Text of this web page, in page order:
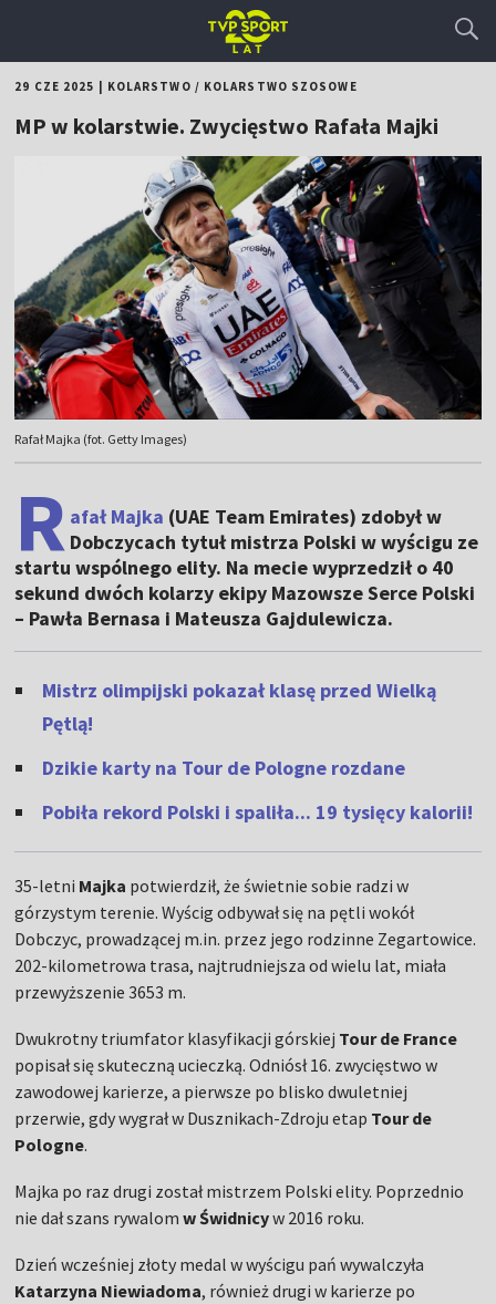
29 CZE 2025 KOLARSTWO / KOLARSTWO SZOSOWE
MP w kolarstwie. Zwycięstwo Rafała Majki
Rafał Majka (fot. Getty Images)
R afał Majka (UAE Team Emirates) zdobył w
Dobczycach tytuł mistrza Polski w wyścigu ze
startu wspólnego elity. Na mecie wyprzedził o 40
sekund dwóch kolarzy ekipy Mazowsze Serce Polski
– Pawła Bernasa i Mateusza Gajdulewicza.
Mistrz olimpijski pokazał klasę przed Wielką
Pętlą!
Dzikie karty na Tour de Pologne rozdane
Pobiła rekord Polski i spaliła... 19 tysięcy kalorii!
35-letni Majka potwierdził, że świetnie sobie radzi w
górzystym terenie. Wyścig odbywał się na pętli wokół
Dobczyc, prowadzącej m.in. przez jego rodzinne Zegartowice.
202-kilometrowa trasa, najtrudniejsza od wielu lat, miała
przewyższenie 3653 m.
Dwukrotny triumfator klasyfikacji górskiej Tour de France
popisał się skuteczną ucieczką. Odniósł 16. zwycięstwo w
zawodowej karierze, a pierwsze po blisko dwuletniej
przerwie, gdy wygrał w Dusznikach-Zdroju etap Tour de
Pologne.
Majka po raz drugi został mistrzem Polski elity. Poprzednio
nie dał szans rywalomw Świdnicyw 2016 roku.
Dzień wcześniej złoty medal w wyścigu pań wywalczyła
Katarzyna Niewiadoma, również drugi w karierze po